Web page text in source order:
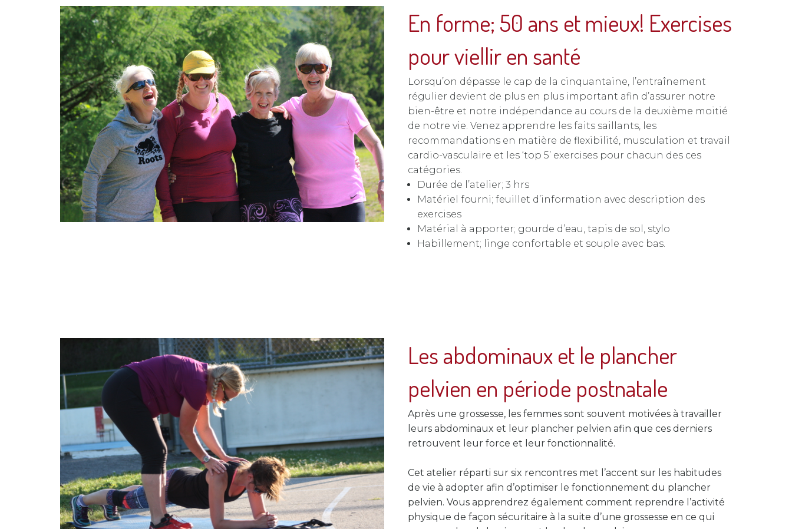
En forme; 50 ans et mieux! Exercises
pour viellir en santé
Lorsqu’on dépasse le cap de la cinquantaine, l’entraînement
régulier devient de plus en plus important afin d’assurer notre
bien-être et notre indépendance au cours de la deuxième moitié
de notre vie. Venez apprendre les faits saillants, les
recommandations en matière de flexibilité, musculation et travail
cardio-vasculaire et les ‘top 5’ exercises pour chacun des ces
catégories.
Durée de l’atelier; 3 hrs
Matériel fourni; feuillet d’information avec description des
exercises
Matérial à apporter; gourde d’eau, tapis de sol, stylo
Habillement; linge confortable et souple avec bas.
Les abdominaux et le plancher
pelvien en période postnatale
Après une grossesse, les femmes sont souvent motivées à travailler
leurs abdominaux et leur plancher pelvien afin que ces derniers
retrouvent leur force et leur fonctionnalité.
Cet atelier réparti sur six rencontres met l’accent sur les habitudes
de vie à adopter afin d’optimiser le fonctionnement du plancher
pelvien. Vous apprendrez également comment reprendre l’activité
physique de façon sécuritaire à la suite d’une grossesse en ce qui